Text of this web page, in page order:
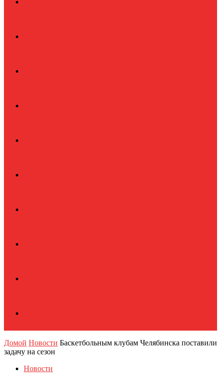
Домой Новости Баскетбольным клубам Челябинска поставили
задачу на сезон
Новости